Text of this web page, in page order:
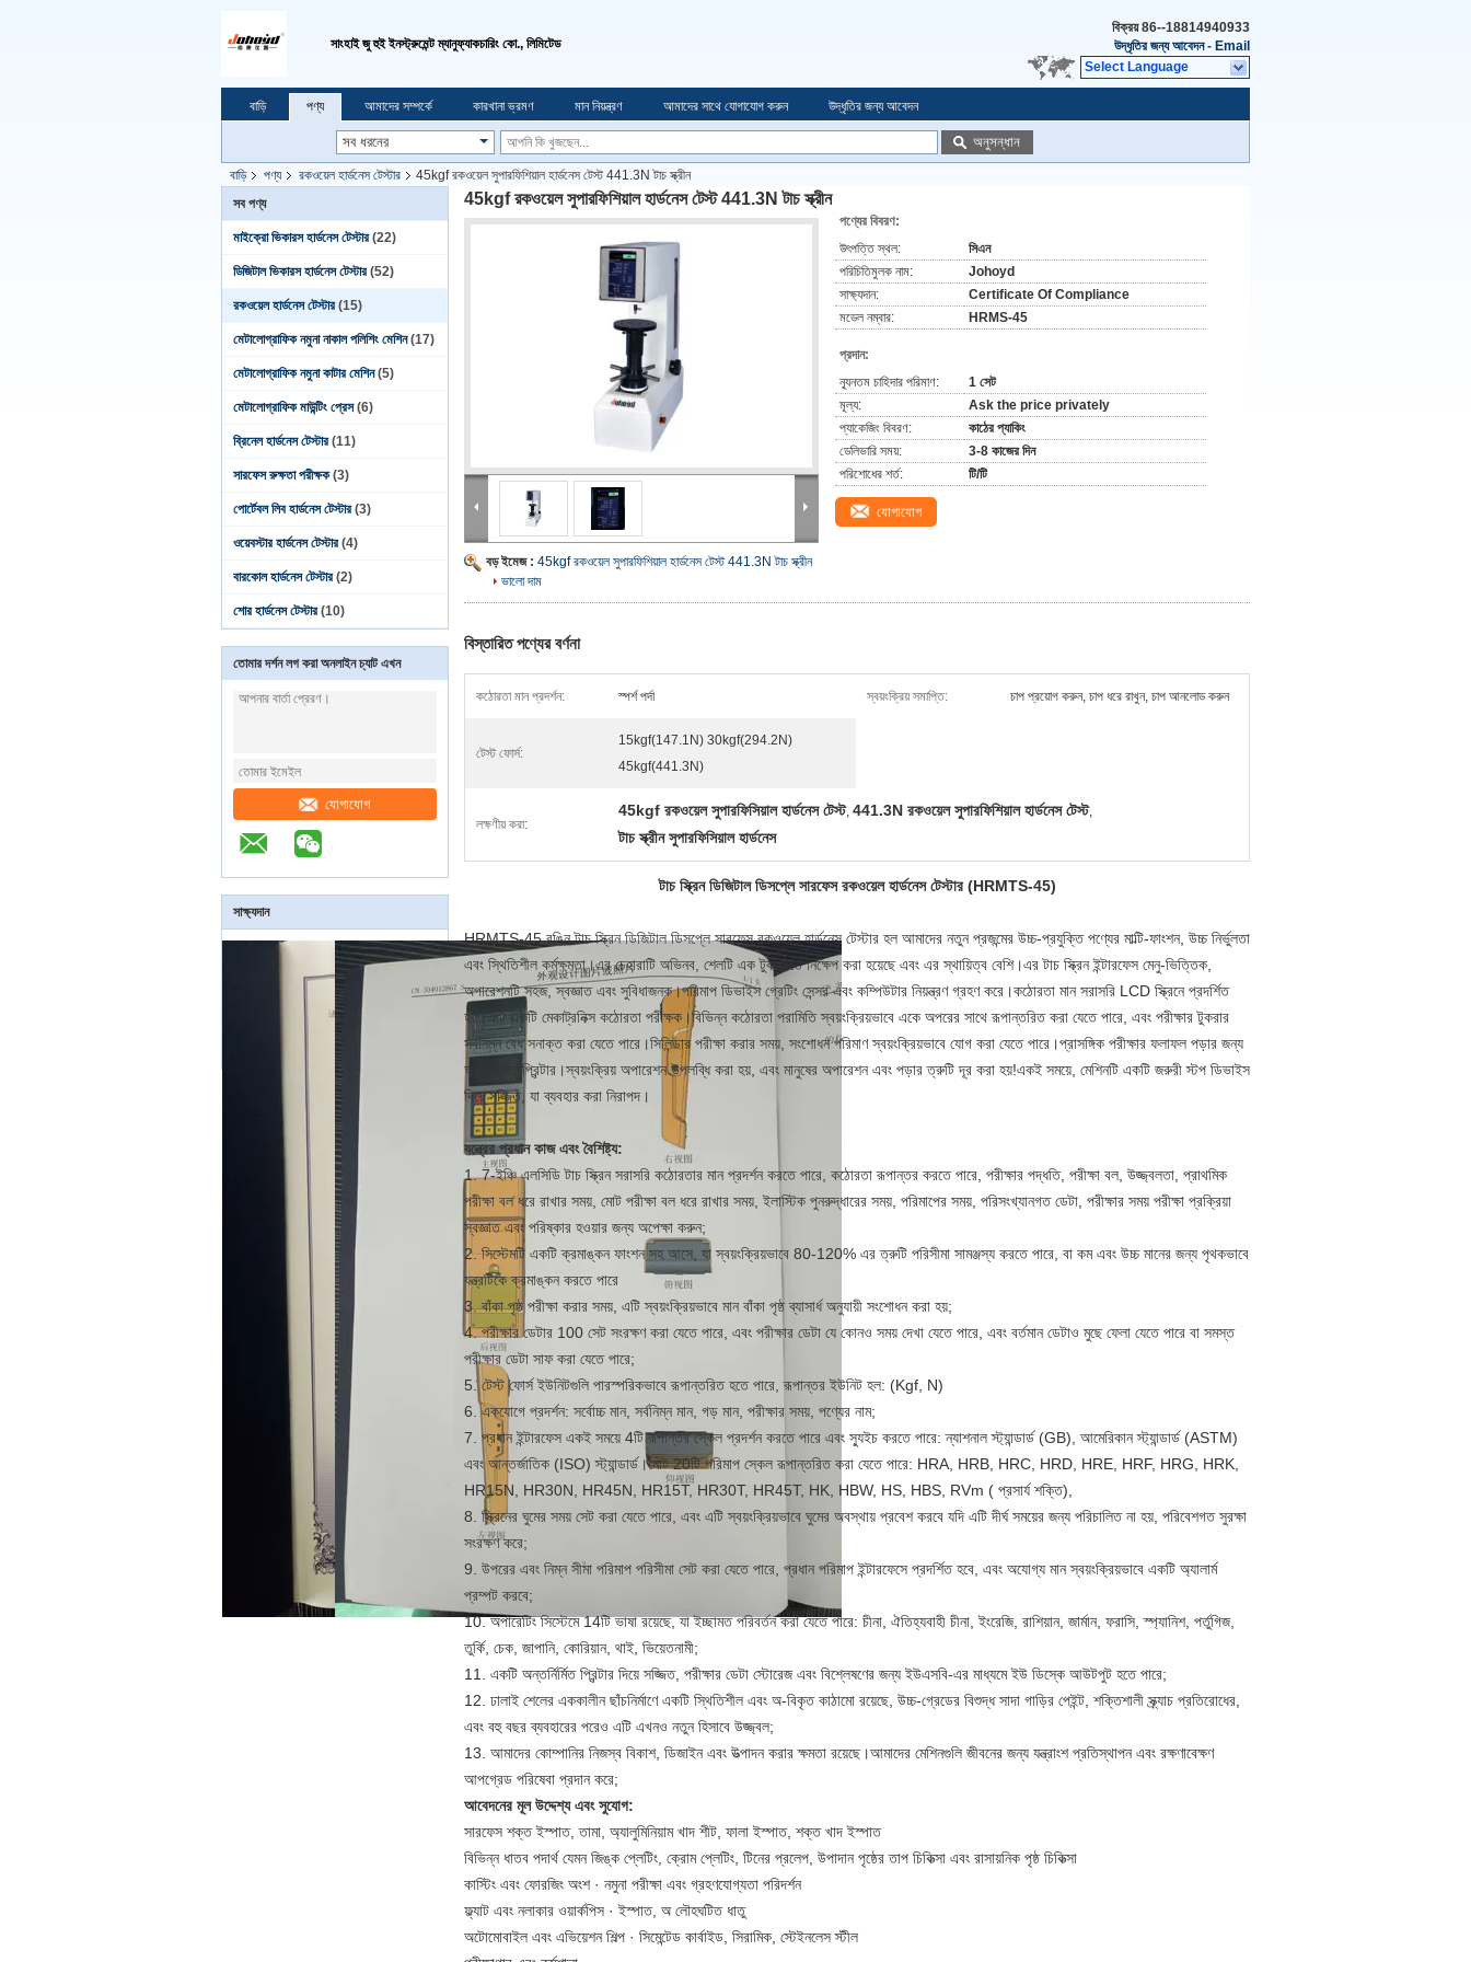
সাংহাই জু হুই ইনস্ট্রুমেন্ট ম্যানুফ্যাকচারিং কো., লিমিটেড
বিক্রয়86--18814940933
উদ্ধৃতির জন্য আবেদন- Email
Select Language
বাড়ি পণ্য আমাদের সম্পর্কে কারখানা ভ্রমণ মান নিয়ন্ত্রণ আমাদের সাথে যোগাযোগ করুন উদ্ধৃতির জন্য আবেদন
অনুসন্ধান
বাড়ি পণ্য রকওয়েল হার্ডনেস টেস্টার
45kgf রকওয়েল সুপারফিশিয়াল হার্ডনেস টেস্ট 441.3N টাচ স্ক্রীন
সব পণ্য
মাইক্রো ভিকারস হার্ডনেস টেস্টার (22)
ডিজিটাল ভিকারস হার্ডনেস টেস্টার (52)
রকওয়েল হার্ডনেস টেস্টার (15)
মেটালোগ্রাফিক নমুনা নাকাল পলিশিং মেশিন (17)
মেটালোগ্রাফিক নমুনা কাটার মেশিন (5)
মেটালোগ্রাফিক মাউন্টিং প্রেস (6)
ব্রিনেল হার্ডনেস টেস্টার (11)
সারফেস রুক্ষতা পরীক্ষক (3)
পোর্টেবল লিব হার্ডনেস টেস্টার (3)
ওয়েবস্টার হার্ডনেস টেস্টার (4)
বারকোল হার্ডনেস টেস্টার (2)
শোর হার্ডনেস টেস্টার (10)
তোমার দর্শন লগ করা অনলাইন চ্যাট এখন
যোগাযোগ
সাক্ষ্যদান
45kgf রকওয়েল সুপারফিশিয়াল হার্ডনেস টেস্ট 441.3N টাচ স্ক্রীন
বড় ইমেজ : 45kgf রকওয়েল সুপারফিশিয়াল হার্ডনেস টেস্ট 441.3N টাচ স্ক্রীন
ভালো দাম
পণ্যের বিবরণ:
উৎপত্তি স্থল:
সিএন
পরিচিতিমুলক নাম:
Johoyd
সাক্ষ্যদান:
Certificate Of Compliance
মডেল নম্বার:
HRMS-45
প্রদান:
ন্যূনতম চাহিদার পরিমাণ:
1 সেট
মূল্য:
Ask the price privately
প্যাকেজিং বিবরণ:
কাঠের প্যাকিং
ডেলিভারি সময়:
3-8 কাজের দিন
পরিশোধের শর্ত:
টি/টি
যোগাযোগ
বিস্তারিত পণ্যের বর্ণনা
কঠোরতা মান প্রদর্শন: স্পর্শ পর্দা স্বয়ংক্রিয় সমাপ্তি: চাপ প্রয়োগ করুন, চাপ ধরে রাখুন, চাপ আনলোড করুন
টেস্ট ফোর্স:
15kgf(147.1N) 30kgf(294.2N)
45kgf(441.3N)
লক্ষণীয় করা:
45kgf রকওয়েল সুপারফিসিয়াল হার্ডনেস টেস্ট, 441.3N রকওয়েল সুপারফিশিয়াল হার্ডনেস টেস্ট,
টাচ স্ক্রীন সুপারফিসিয়াল হার্ডনেস
টাচ স্ক্রিন ডিজিটাল ডিসপ্লে সারফেস রকওয়েল হার্ডনেস টেস্টার (HRMTS-45)
HRMTS-45 রঙিন টাচ স্ক্রিন ডিজিটাল ডিসপ্লে সারফেস রকওয়েল হার্ডনেস টেস্টার হল আমাদের নতুন প্রজন্মের উচ্চ-প্রযুক্তি পণ্যের মাল্টি-ফাংশন, উচ্চ নির্ভুলতা
এবং স্থিতিশীল কর্মক্ষমতা।এর চেহারাটি অভিনব, শেলটি এক টুকরোতে নিক্ষেপ করা হয়েছে এবং এর স্থায়িত্ব বেশি।এর টাচ স্ক্রিন ইন্টারফেস মেনু-ভিত্তিক,
অপারেশনটি সহজ, স্বজ্ঞাত এবং সুবিধাজনক।পরিমাপ ডিভাইস গ্রেটিং সেন্সর এবং কম্পিউটার নিয়ন্ত্রণ গ্রহণ করে।কঠোরতা মান সরাসরি LCD স্ক্রিনে প্রদর্শিত
হয়।এটি একটি মেকাট্রনিক্স কঠোরতা পরীক্ষক।বিভিন্ন কঠোরতা পরামিতি স্বয়ংক্রিয়ভাবে একে অপরের সাথে রূপান্তরিত করা যেতে পারে, এবং পরীক্ষার টুকরার
সর্বনিম্ন বেধ সনাক্ত করা যেতে পারে।সিলিন্ডার পরীক্ষা করার সময়, সংশোধন পরিমাণ স্বয়ংক্রিয়ভাবে যোগ করা যেতে পারে।প্রাসঙ্গিক পরীক্ষার ফলাফল পড়ার জন্য
অন্তর্নির্মিত প্রিন্টার।স্বয়ংক্রিয় অপারেশন উপলব্ধি করা হয়, এবং মানুষের অপারেশন এবং পড়ার ত্রুটি দূর করা হয়!একই সময়ে, মেশিনটি একটি জরুরী স্টপ ডিভাইস
দিয়ে সজ্জিত, যা ব্যবহার করা নিরাপদ।
যন্ত্রের প্রধান কাজ এবং বৈশিষ্ট্য:
1. 7-ইঞ্চি এলসিডি টাচ স্ক্রিন সরাসরি কঠোরতার মান প্রদর্শন করতে পারে, কঠোরতা রূপান্তর করতে পারে, পরীক্ষার পদ্ধতি, পরীক্ষা বল, উজ্জ্বলতা, প্রাথমিক
পরীক্ষা বল ধরে রাখার সময়, মোট পরীক্ষা বল ধরে রাখার সময়, ইলাস্টিক পুনরুদ্ধারের সময়, পরিমাপের সময়, পরিসংখ্যানগত ডেটা, পরীক্ষার সময় পরীক্ষা প্রক্রিয়া
স্বজ্ঞাত এবং পরিষ্কার হওয়ার জন্য অপেক্ষা করুন;
2. সিস্টেমটি একটি ক্রমাঙ্কন ফাংশন সহ আসে, যা স্বয়ংক্রিয়ভাবে 80-120% এর ত্রুটি পরিসীমা সামঞ্জস্য করতে পারে, বা কম এবং উচ্চ মানের জন্য পৃথকভাবে
যন্ত্রটিকে ক্রমাঙ্কন করতে পারে
3. বাঁকা পৃষ্ঠ পরীক্ষা করার সময়, এটি স্বয়ংক্রিয়ভাবে মান বাঁকা পৃষ্ঠ ব্যাসার্ধ অনুযায়ী সংশোধন করা হয়;
4. পরীক্ষার ডেটার 100 সেট সংরক্ষণ করা যেতে পারে, এবং পরীক্ষার ডেটা যে কোনও সময় দেখা যেতে পারে, এবং বর্তমান ডেটাও মুছে ফেলা যেতে পারে বা সমস্ত
পরীক্ষার ডেটা সাফ করা যেতে পারে;
5. টেস্ট ফোর্স ইউনিটগুলি পারস্পরিকভাবে রূপান্তরিত হতে পারে, রূপান্তর ইউনিট হল: (Kgf, N)
6. একযোগে প্রদর্শন: সর্বোচ্চ মান, সর্বনিম্ন মান, গড় মান, পরীক্ষার সময়, পণ্যের নাম;
7. প্রধান ইন্টারফেস একই সময়ে 4টি রূপান্তর স্কেল প্রদর্শন করতে পারে এবং স্যুইচ করতে পারে: ন্যাশনাল স্ট্যান্ডার্ড (GB), আমেরিকান স্ট্যান্ডার্ড (ASTM)
এবং আন্তর্জাতিক (ISO) স্ট্যান্ডার্ড।মোট 20টি পরিমাপ স্কেল রূপান্তরিত করা যেতে পারে: HRA, HRB, HRC, HRD, HRE, HRF, HRG, HRK,
HR15N, HR30N, HR45N, HR15T, HR30T, HR45T, HK, HBW, HS, HBS, RVm ( প্রসার্য শক্তি),
8. স্ক্রিনের ঘুমের সময় সেট করা যেতে পারে, এবং এটি স্বয়ংক্রিয়ভাবে ঘুমের অবস্থায় প্রবেশ করবে যদি এটি দীর্ঘ সময়ের জন্য পরিচালিত না হয়, পরিবেশগত সুরক্ষা
সংরক্ষণ করে;
9. উপরের এবং নিম্ন সীমা পরিমাপ পরিসীমা সেট করা যেতে পারে, প্রধান পরিমাপ ইন্টারফেসে প্রদর্শিত হবে, এবং অযোগ্য মান স্বয়ংক্রিয়ভাবে একটি অ্যালার্ম
প্রম্পট করবে;
10. অপারেটিং সিস্টেমে 14টি ভাষা রয়েছে, যা ইচ্ছামত পরিবর্তন করা যেতে পারে: চীনা, ঐতিহ্যবাহী চীনা, ইংরেজি, রাশিয়ান, জার্মান, ফরাসি, স্প্যানিশ, পর্তুগিজ,
তুর্কি, চেক, জাপানি, কোরিয়ান, থাই, ভিয়েতনামী;
11. একটি অন্তর্নির্মিত প্রিন্টার দিয়ে সজ্জিত, পরীক্ষার ডেটা স্টোরেজ এবং বিশ্লেষণের জন্য ইউএসবি-এর মাধ্যমে ইউ ডিস্কে আউটপুট হতে পারে;
12. ঢালাই শেলের এককালীন ছাঁচনির্মাণে একটি স্থিতিশীল এবং অ-বিকৃত কাঠামো রয়েছে, উচ্চ-গ্রেডের বিশুদ্ধ সাদা গাড়ির পেইন্ট, শক্তিশালী স্ক্র্যাচ প্রতিরোধের,
এবং বহু বছর ব্যবহারের পরেও এটি এখনও নতুন হিসাবে উজ্জ্বল;
13. আমাদের কোম্পানির নিজস্ব বিকাশ, ডিজাইন এবং উত্পাদন করার ক্ষমতা রয়েছে।আমাদের মেশিনগুলি জীবনের জন্য যন্ত্রাংশ প্রতিস্থাপন এবং রক্ষণাবেক্ষণ
আপগ্রেড পরিষেবা প্রদান করে;
আবেদনের মূল উদ্দেশ্য এবং সুযোগ:
সারফেস শক্ত ইস্পাত, তামা, অ্যালুমিনিয়াম খাদ শীট, ফালা ইস্পাত, শক্ত খাদ ইস্পাত
বিভিন্ন ধাতব পদার্থ যেমন জিঙ্ক প্লেটিং, ক্রোম প্লেটিং, টিনের প্রলেপ, উপাদান পৃষ্ঠের তাপ চিকিত্সা এবং রাসায়নিক পৃষ্ঠ চিকিত্সা
কাস্টিং এবং ফোরজিং অংশ · নমুনা পরীক্ষা এবং গ্রহণযোগ্যতা পরিদর্শন
ফ্ল্যাট এবং নলাকার ওয়ার্কপিস · ইস্পাত, অ লৌহঘটিত ধাতু
অটোমোবাইল এবং এভিয়েশন শিল্প · সিমেন্টেড কার্বাইড, সিরামিক, স্টেইনলেস স্টীল